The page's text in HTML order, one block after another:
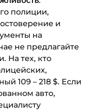
полиции,
и
на
не предлагайте
На тех, кто
109 – 218 $. Если
авто,